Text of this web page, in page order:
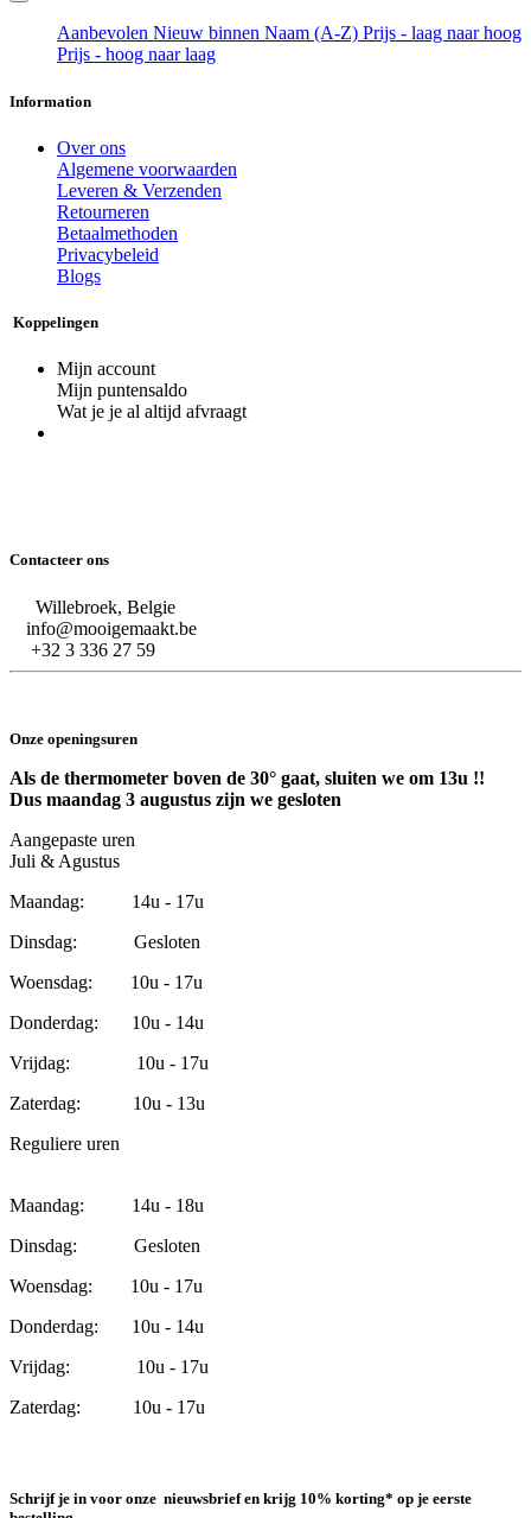
Aanbevolen Nieuw binnen Naam (A-Z) Prijs - laag naar hoog
Prijs - hoog naar laag
Information
Over ons
Algemene voorwaarden
Leveren & Verzenden
Retourneren
Betaalmethoden
Privacybeleid
Blogs
Koppelingen
Mijn account
Mijn puntensaldo
Wat je je al altijd afvraagt
Contacteer ons
Willebroek, Belgie
info@mooigemaakt.be
+32 3 336 27 59
Onze openingsuren
Als de thermometer boven de 30° gaat, sluiten we om 13u !!
Dus maandag 3 augustus zijn we gesloten
Aangepaste uren
Juli & Agustus
Maandag: 14u - 17u
Dinsdag: Gesloten
Woensdag: 10u - 17u
Donderdag: 10u - 14u
Vrijdag: 10u - 17u
Zaterdag: 10u - 13u
Reguliere uren
Maandag: 14u - 18u
Dinsdag: Gesloten
Woensdag: 10u - 17u
Donderdag: 10u - 14u
Vrijdag: 10u - 17u
Zaterdag: 10u - 17u
Schrijf je in voor onze nieuwsbrief en krijg 10% korting* op je eerste